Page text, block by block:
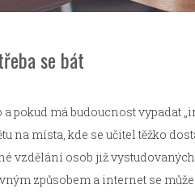
se bát
pokud má budoucnost vypadat
na místa, kde se učitel těžko
vzdělání osob již
způsobem a internet se